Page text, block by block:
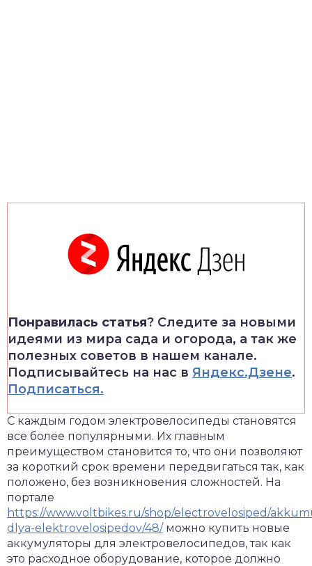
Понравилась статья? Следите за новыми
идеями из мира сада и огорода, а так же
полезных советов в нашем канале.
Подписывайтесь на нас в Яндекс.Дзене.
Подписаться.
С каждым годом электровелосипеды становятся
все более популярными. Их главным
преимуществом становится то, что они позволяют
за короткий срок времени передвигаться так, как
положено, без возникновения сложностей. На
портале
https://www.voltbikes.ru/shop/electrovelosiped/
dlya-elektrovelosipedov/48/можно купить новые
аккумуляторы для электровелосипедов, так как
это расходное оборудование, которое должно